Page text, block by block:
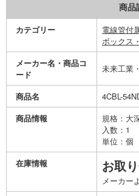
商品
カテゴリー 電線管付
ボックス
メーカー名・商品コ
ード
未来工業
商品名
4CBL-
商品情報
規格：大
入数：1
単位：個
在庫情報
お取
メーカー